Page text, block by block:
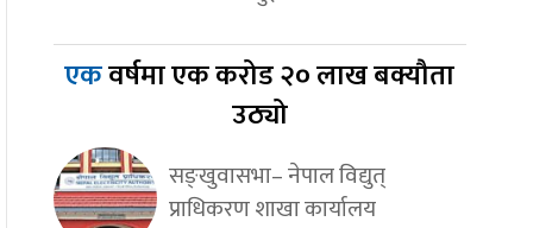
एकवर्षमा एक करोड २० लाख बक्यौता
उठ्यो
सङ्खुवासभा– नेपाल विद्युत्
प्राधिकरण शाखा कार्यालय